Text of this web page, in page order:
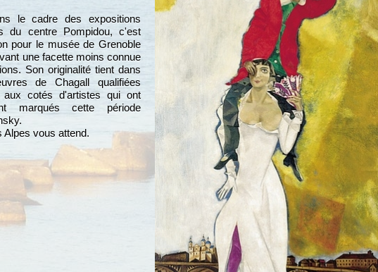
le cadre des expositions
du centre Pompidou, c'est
pour le musée de Grenoble
une facette moins connue
Son originalité tient dans
de Chagall qualifiées
aux cotés d'artistes qui ont
marqués cette période
Alpes vous attend.